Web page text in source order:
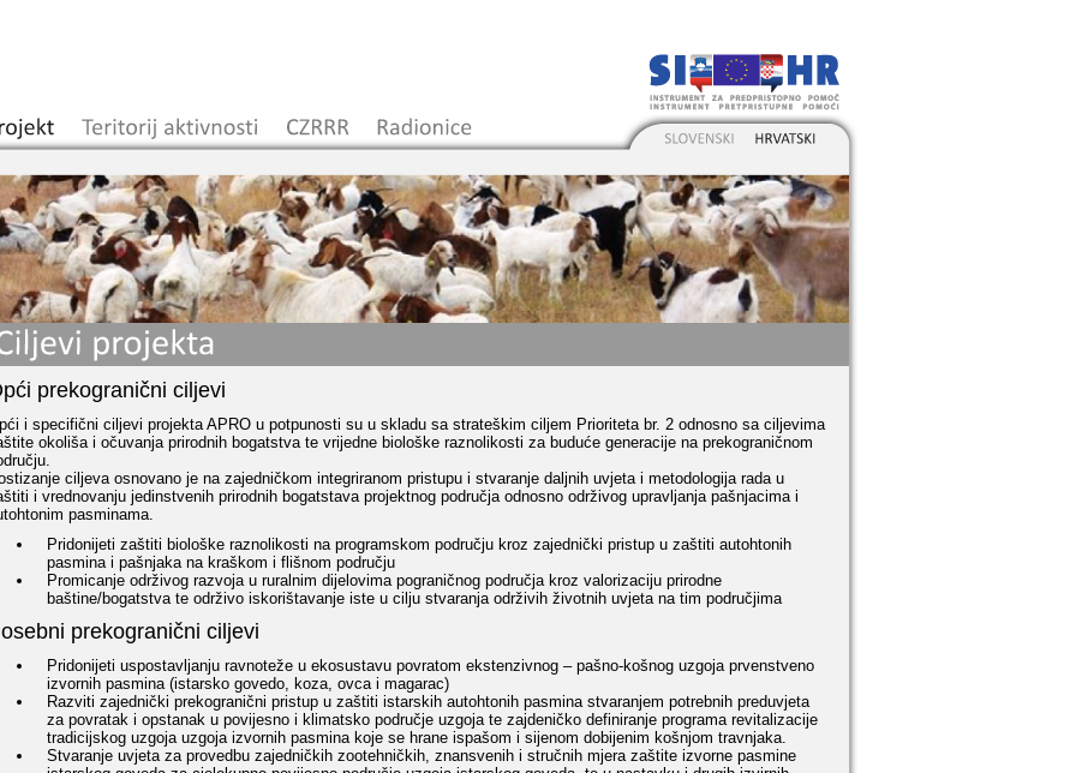
prekogranični ciljevi
i specifični ciljevi projekta APRO u potpunosti su u skladu sa strateškim ciljem Prioriteta br. 2 odnosno sa ciljevima
okoliša i očuvanja prirodnih bogatstva te vrijedne biološke raznolikosti za buduće generacije na prekograničnom
ciljeva osnovano je na zajedničkom integriranom pristupu i stvaranje daljnih uvjeta i metodologija rada u
i vrednovanju jedinstvenih prirodnih bogatstava projektnog područja odnosno održivog upravljanja pašnjacima i
pasminama.
Pridonijeti zaštiti biološke raznolikosti na programskom području kroz zajednički pristup u zaštiti autohtonih
pasmina i pašnjaka na kraškom i flišnom području
Promicanje održivog razvoja u ruralnim dijelovima pograničnog područja kroz valorizaciju prirodne
baštine/bogatstva te održivo iskorištavanje iste u cilju stvaranja održivih životnih uvjeta na tim područjima
prekogranični ciljevi
Pridonijeti uspostavljanju ravnoteže u ekosustavu povratom ekstenzivnog – pašno-košnog uzgoja prvenstveno
izvornih pasmina (istarsko govedo, koza, ovca i magarac)
Razviti zajednički prekogranični pristup u zaštiti istarskih autohtonih pasmina stvaranjem potrebnih preduvjeta
za povratak i opstanak u povijesno i klimatsko područje uzgoja te zajdeničko definiranje programa revitalizacije
tradicijskog uzgoja uzgoja izvornih pasmina koje se hrane ispašom i sijenom dobijenim košnjom travnjaka.
Stvaranje uvjeta za provedbu zajedničkih zootehničkih, znansvenih i stručnih mjera zaštite izvorne pasmine